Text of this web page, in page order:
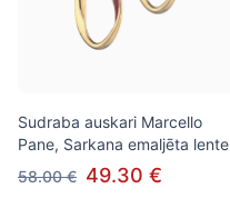
Sudraba auskari Marcello
Pane, Sarkana emaljēta lente
58.00 € 49.30 €